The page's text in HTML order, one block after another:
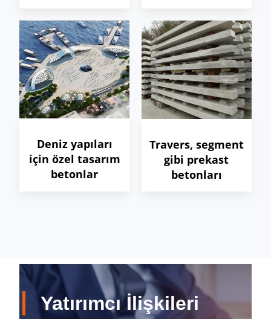
Deniz yapıları
için özel tasarım
betonlar
Travers, segment
gibi prekast
betonları
Yatırımcı İlişkileri